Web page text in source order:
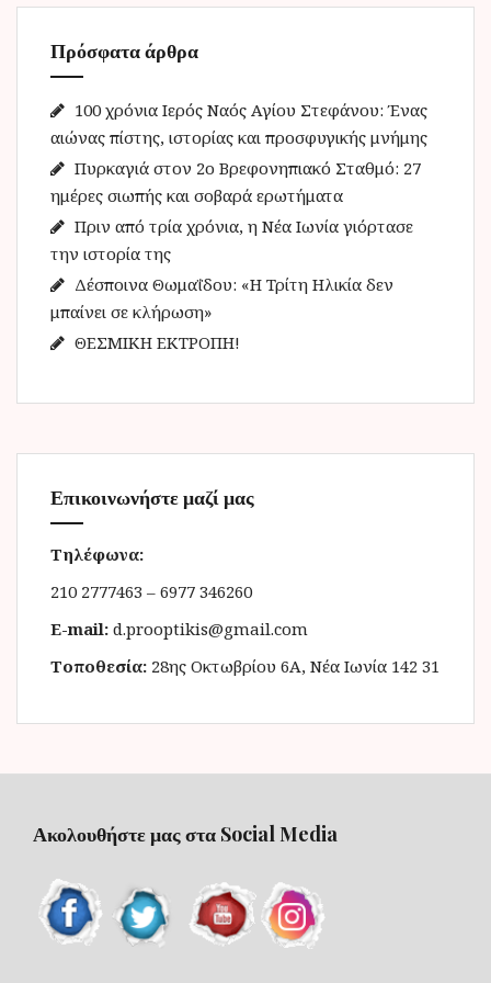
σ
η
γ
ι
α
:
Πρόσφατα άρθρα
100 χρόνια Ιερός Ναός Αγίου Στεφάνου: Ένας
αιώνας πίστης, ιστορίας και προσφυγικής μνήμης
Πυρκαγιά στον 2ο Βρεφονηπιακό Σταθμό: 27
ημέρες σιωπής και σοβαρά ερωτήματα
Πριν από τρία χρόνια, η Νέα Ιωνία γιόρτασε
την ιστορία της
Δέσποινα Θωμαΐδου: «Η Τρίτη Ηλικία δεν
μπαίνει σε κλήρωση»
ΘΕΣΜΙΚΗ ΕΚΤΡΟΠΗ!
Επικοινωνήστε μαζί μας
Τηλέφωνα:
210 2777463 – 6977 346260
E-mail: d.prooptikis@gmail.com
Τοποθεσία: 28ης Οκτωβρίου 6Α, Νέα Ιωνία 142 31
Ακολουθήστε μας στα Social Media